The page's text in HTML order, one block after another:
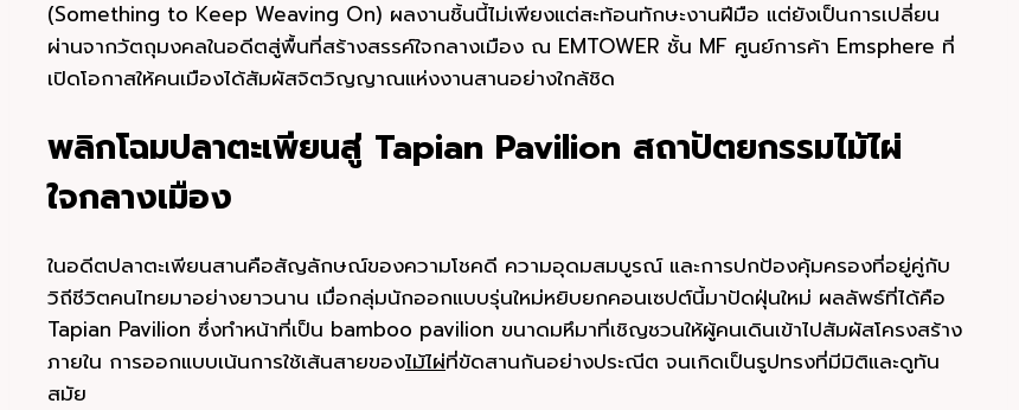
(Something to Keep Weaving On) ผลงานชิ้นนี้ไม่เพียงแต่สะท้อนทักษะงานฝีมือ แต่ยังเป็นการเปลี่ยน
ผ่านจากวัตถุมงคลในอดีตสู่พื้นที่สร้างสรรค์ใจกลางเมือง ณ EMTOWER ชั้น MF ศูนย์การค้า Emsphere ที่
เปิดโอกาสให้คนเมืองได้สัมผัสจิตวิญญาณแห่งงานสานอย่างใกล้ชิด
พลิกโฉมปลาตะเพียนสู่ Tapian Pavilion สถาปัตยกรรมไม้ไผ่
ใจกลางเมือง
ในอดีตปลาตะเพียนสานคือสัญลักษณ์ของความโชคดี ความอุดมสมบูรณ์ และการปกป้องคุ้มครองที่อยู่คู่กับ
วิถีชีวิตคนไทยมาอย่างยาวนาน เมื่อกลุ่มนักออกแบบรุ่นใหม่หยิบยกคอนเซปต์นี้มาปัดฝุ่นใหม่ ผลลัพธ์ที่ได้คือ
Tapian Pavilion ซึ่งทำหน้าที่เป็น bamboo pavilion ขนาดมหึมาที่เชิญชวนให้ผู้คนเดินเข้าไปสัมผัสโครงสร้าง
ภายใน การออกแบบเน้นการใช้เส้นสายของไม้ไผ่ที่ขัดสานกันอย่างประณีต จนเกิดเป็นรูปทรงที่มีมิติและดูทัน
สมัย